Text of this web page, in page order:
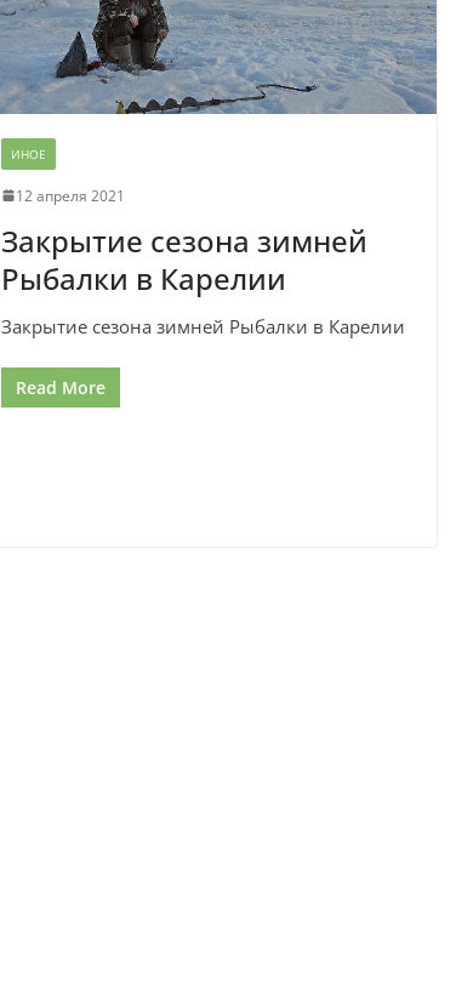
ИНОЕ
12 апреля 2021
Закрытие сезона зимней
Рыбалки в Карелии
Закрытие сезона зимней Рыбалки в Карелии
Read More